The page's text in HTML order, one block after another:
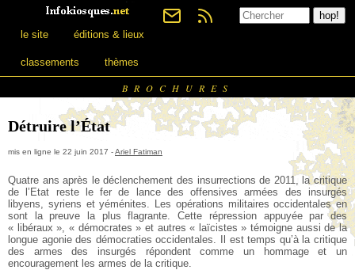
le site éditions & lieux
classements thèmes
BROCHURES
Détruire l’État
mis en ligne le 22 juin 2017 -Ariel Fatiman
Quatre ans après le déclenchement des insurrections de 2011, la critique
de l’Etat reste le fer de lance des offensives armées des insurgés
libyens, syriens et yéménites. Les opérations militaires occidentales en
sont la preuve la plus flagrante. Cette répression appuyée par des
« libéraux », « démocrates » et autres « laïcistes » témoigne aussi de la
longue agonie des démocraties occidentales. Il est temps qu’à la critique
des armes des insurgés répondent comme un hommage et un
encouragement les armes de la critique.